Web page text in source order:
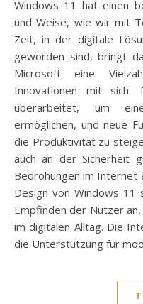
Windows 11 hat einen bedeutenden Einfluss auf die Art
und Weise, wie wir mit
Zeit, in der digitale
geworden sind, bringt
Microsoft eine
Innovationen mit sich.
überarbeitet, um
ermöglichen, und neue
die Produktivität zu
auch an der Sicherheit
Bedrohungen im Internet
Design von Windows 11
Empfinden der Nutzer
im digitalen Alltag. Die
die Unterstützung für